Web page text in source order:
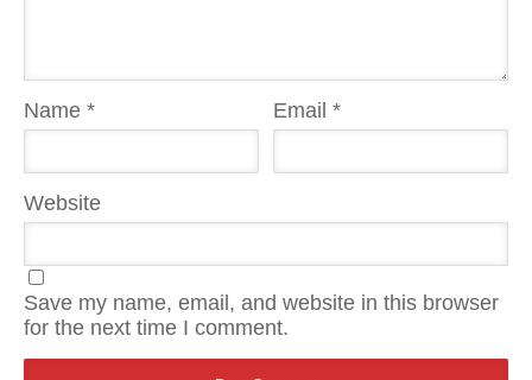
Name * Email*
Website
Save my name, email, and website in this browser
for the next time I comment.